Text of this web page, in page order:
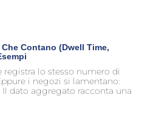
Contano (dwell Time,
lo stesso numero di
i negozi si lamentano:
dato aggregato racconta una